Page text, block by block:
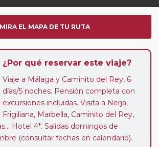
MIRA EL MAPA DE TU RUTA
¿Por qué reservar este viaje?
Viaje a Málaga y Caminito del Rey, 6
días/5 noches. Pensión completa con
excursiones incluidas. Visita a Nerja,
Frigiliana, Marbella, Caminito del Rey,
Hotel 4*. Salidas domingos de
(consultar fechas en calendario).